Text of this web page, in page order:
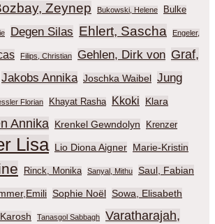
Zeynep Bukowski, Helene Bulke
Degen Silas Ehlert, Sascha Engeler,
Filips, Christian Gehlen, Dirk von Graf,
Jakobs Annika Joschka Waibel Jung
Florian Khayat Rasha Kkoki Klara
Annika Krenkel Gewndolyn Krenzer
Lisa Lio Diona Aigner Marie-Kristin
Rinck, Monika Sanyal, Mithu Saul, Fabian
Sophie Noël Sowa, Elisabeth
Tanasgol Sabbagh
Varatharajah,